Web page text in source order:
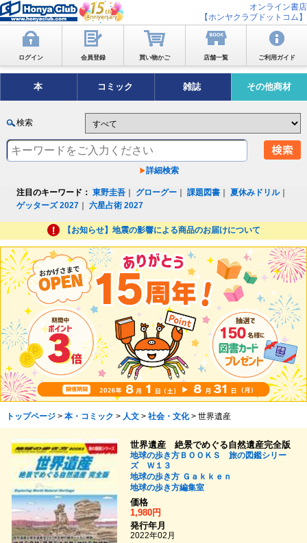
オンライン書店
【ホンヤクラブドットコム】
ログイン 会員登録 買い物かご 店舗一覧 ご利用ガイド
本 コミック 雑誌 その他商材
検索
詳細検索
注目のキーワード： 東野圭吾 グローグー ｜課題図書 ｜夏休みドリル｜
ゲッターズ 2027 ｜六星占術 2027
【お知らせ】地震の影響による商品のお届けについて
トップページ> 本・コミック > 人文> 社会・文化> 世界遺産
世界遺産 絶景でめぐる自然遺産完全版
地球の歩き方ＢＯＯＫＳ 旅の図鑑シリー
ズ Ｗ１３
地球の歩き方 Ｇａｋｋｅｎ
地球の歩き方編集室
価格
1,980円
発行年月
2022年02月